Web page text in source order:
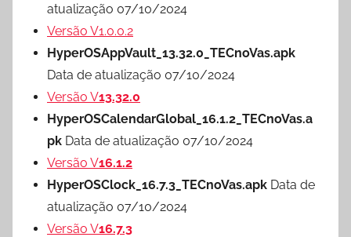
atualização 07/10/2024
Versão V1.0.0.2
HyperOSAppVault_13.32.0_TECnoVas.apk
Data de atualização 07/10/2024
Versão V13.32.0
HyperOSCalendarGlobal_16.1.2_TECnoVas.a
pk Data de atualização 07/10/2024
Versão V16.1.2
HyperOSClock_16.7.3_TECnoVas.apk Data de
atualização 07/10/2024
Versão V16.7.3